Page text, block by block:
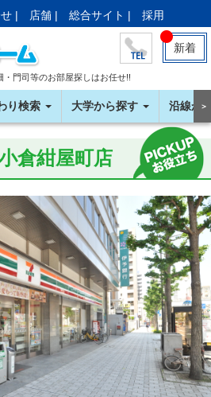
| 店舗 | 総合サイト | 採用
新着
門司等のお部屋探しはお任せ!!
り検索 大学から探す 沿線か＞
倉紺屋町店